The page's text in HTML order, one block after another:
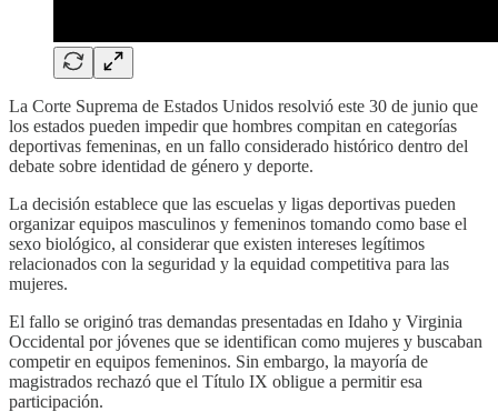
La Corte Suprema de Estados Unidos resolvió este 30 de junio que
los estados pueden impedir que hombres compitan en categorías
deportivas femeninas, en un fallo considerado histórico dentro del
debate sobre identidad de género y deporte.
La decisión establece que las escuelas y ligas deportivas pueden
organizar equipos masculinos y femeninos tomando como base el
sexo biológico, al considerar que existen intereses legítimos
relacionados con la seguridad y la equidad competitiva para las
mujeres.
El fallo se originó tras demandas presentadas en Idaho y Virginia
Occidental por jóvenes que se identifican como mujeres y buscaban
competir en equipos femeninos. Sin embargo, la mayoría de
magistrados rechazó que el Título IX obligue a permitir esa
participación.